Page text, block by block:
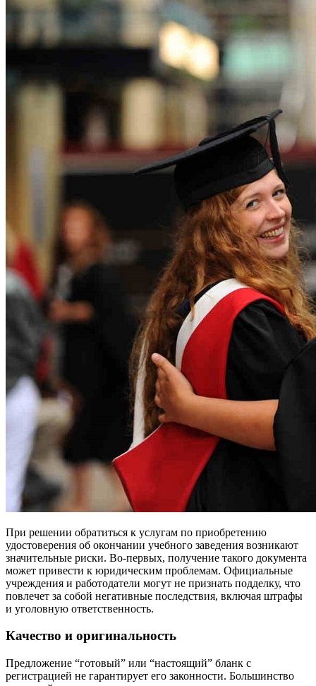
При решении обратиться к услугам по приобретению
удостоверения об окончании учебного заведения возникают
значительные риски. Во-первых, получение такого документа
может привести к юридическим проблемам. Официальные
учреждения и работодатели могут не признать подделку, что
повлечет за собой негативные последствия, включая штрафы
и уголовную ответственность.
Качество и оригинальность
Предложение “готовый” или “настоящий” бланк с
регистрацией не гарантирует его законности. Большинство